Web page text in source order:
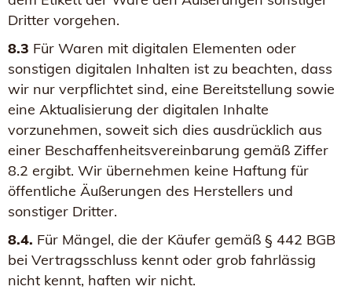
Dritter vorgehen.
8.3 Für Waren mit digitalen Elementen oder
sonstigen digitalen Inhalten ist zu beachten, dass
wir nur verpflichtet sind, eine Bereitstellung sowie
eine Aktualisierung der digitalen Inhalte
vorzunehmen, soweit sich dies ausdrücklich aus
einer Beschaffenheitsvereinbarung gemäß Ziffer
8.2 ergibt. Wir übernehmen keine Haftung für
öffentliche Äußerungen des Herstellers und
sonstiger Dritter.
8.4. Für Mängel, die der Käufer gemäß § 442 BGB
bei Vertragsschluss kennt oder grob fahrlässig
nicht kennt, haften wir nicht.